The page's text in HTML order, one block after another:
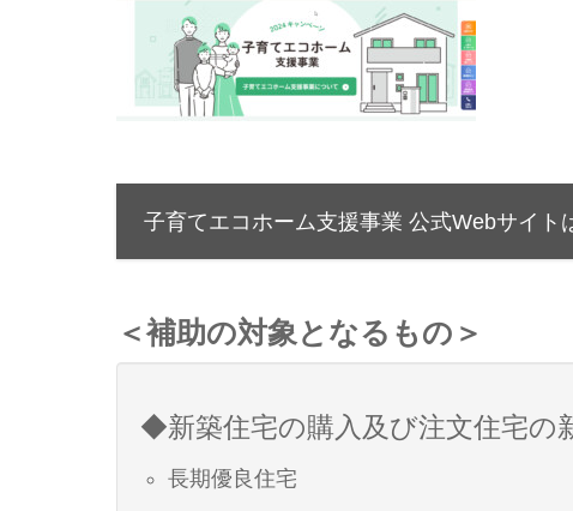
子育てエコホーム支援事業 公式Webサイト
＜補助の対象となるもの＞
◆新築住宅の購入及び注文住宅の
長期優良住宅